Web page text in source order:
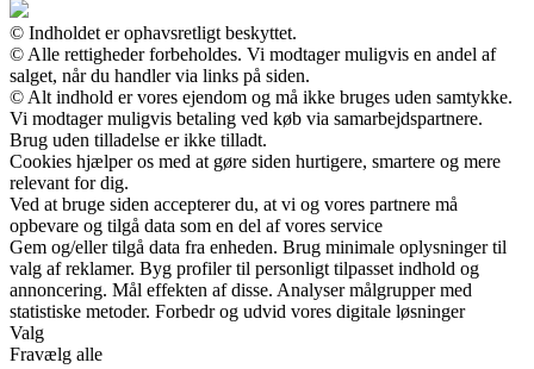
© Indholdet er ophavsretligt beskyttet.
© Alle rettigheder forbeholdes. Vi modtager muligvis en andel af
salget, når du handler via links på siden.
© Alt indhold er vores ejendom og må ikke bruges uden samtykke.
Vi modtager muligvis betaling ved køb via samarbejdspartnere.
Brug uden tilladelse er ikke tilladt.
Cookies hjælper os med at gøre siden hurtigere, smartere og mere
relevant for dig.
Ved at bruge siden accepterer du, at vi og vores partnere må
opbevare og tilgå data som en del af vores service
Gem og/eller tilgå data fra enheden. Brug minimale oplysninger til
valg af reklamer. Byg profiler til personligt tilpasset indhold og
annoncering. Mål effekten af disse. Analyser målgrupper med
statistiske metoder. Forbedr og udvid vores digitale løsninger
Valg
Fravælg alle